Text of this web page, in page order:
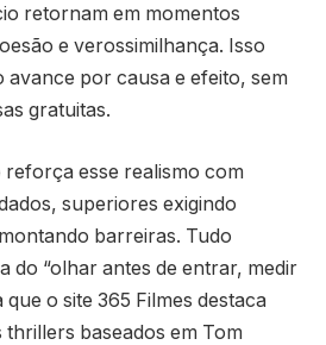
retornam em momentos
e verossimilhança. Isso
avance por causa e efeito, sem
gratuitas.
esse realismo com
superiores exigindo
barreiras. Tudo
do “olhar antes de entrar, medir
que o site 365 Filmes destaca
baseados em Tom